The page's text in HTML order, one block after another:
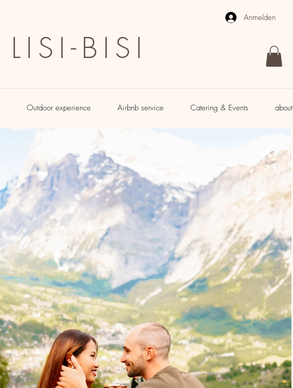
LISI-BISI
Anmelden
Outdoor experience Airbnb service Catering & Events about